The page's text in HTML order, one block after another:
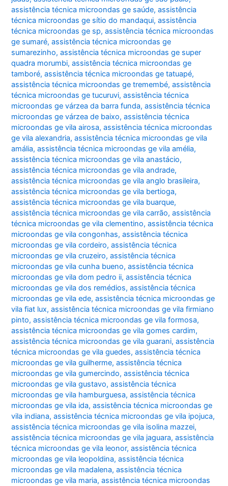
assistência técnica microondas ge saúde,assistência
técnica microondas ge sítio do mandaqui,assistência
técnica microondas ge sp,assistência técnica microondas
ge sumaré,assistência técnica microondas ge
sumarezinho,assistência técnica microondas ge super
quadra morumbi,assistência técnica microondas ge
tamboré,assistência técnica microondas ge tatuapé,
assistência técnica microondas ge tremembé,assistência
técnica microondas ge tucuruvi,assistência técnica
microondas ge várzea da barra funda,assistência técnica
microondas ge várzea de baixo,assistência técnica
microondas ge vila airosa,assistência técnica microondas
ge vila alexandria,assistência técnica microondas ge vila
amália,assistência técnica microondas ge vila amélia,
assistência técnica microondas ge vila anastácio,
assistência técnica microondas ge vila andrade,
assistência técnica microondas ge vila anglo brasileira,
assistência técnica microondas ge vila bertioga,
assistência técnica microondas ge vila buarque,
assistência técnica microondas ge vila carrão,assistência
técnica microondas ge vila clementino,assistência técnica
microondas ge vila congonhas,assistência técnica
microondas ge vila cordeiro,assistência técnica
microondas ge vila cruzeiro,assistência técnica
microondas ge vila cunha bueno,assistência técnica
microondas ge vila dom pedro ii,assistência técnica
microondas ge vila dos remédios,assistência técnica
microondas ge vila ede,assistência técnica microondas ge
vila fiat lux,assistência técnica microondas ge vila firmiano
pinto,assistência técnica microondas ge vila formosa,
assistência técnica microondas ge vila gomes cardim,
assistência técnica microondas ge vila guarani,assistência
técnica microondas ge vila guedes,assistência técnica
microondas ge vila guilherme,assistência técnica
microondas ge vila gumercindo,assistência técnica
microondas ge vila gustavo,assistência técnica
microondas ge vila hamburguesa,assistência técnica
microondas ge vila ida,assistência técnica microondas ge
vila indiana,assistência técnica microondas ge vila ipojuca,
assistência técnica microondas ge vila isolina mazzei,
assistência técnica microondas ge vila jaguara,assistência
técnica microondas ge vila leonor,assistência técnica
microondas ge vila leopoldina,assistência técnica
microondas ge vila madalena,assistência técnica
microondas ge vila maria,assistência técnica microondas